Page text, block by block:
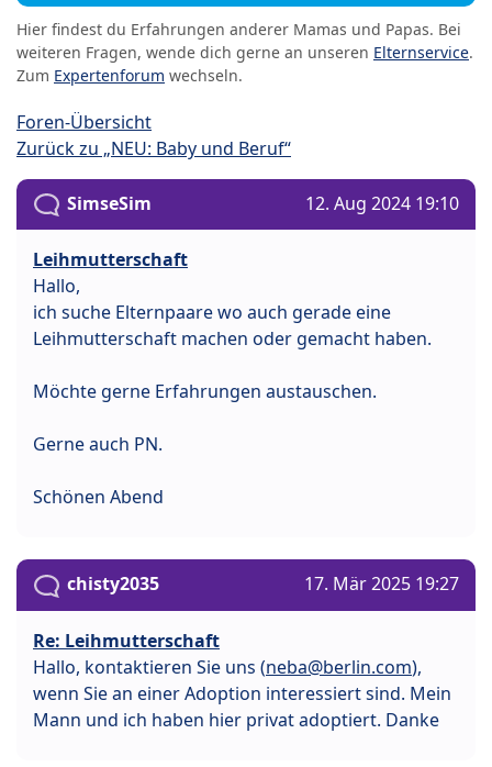
Hier findest du Erfahrungen anderer Mamas und Papas. Bei
weiteren Fragen, wende dich gerne an unseren Elternservice.
Zum Expertenforum wechseln.
Foren-Übersicht
Zurück zu „NEU: Baby und Beruf“
SimseSim 12. Aug 2024 19:10
Leihmutterschaft
Hallo,
ich suche Elternpaare wo auch gerade eine
Leihmutterschaft machen oder gemacht haben.
Möchte gerne Erfahrungen austauschen.
Gerne auch PN.
Schönen Abend
chisty2035 17. Mär 2025 19:27
Re: Leihmutterschaft
Hallo, kontaktieren Sie uns (neba@berlin.com),
wenn Sie an einer Adoption interessiert sind. Mein
Mann und ich haben hier privat adoptiert. Danke